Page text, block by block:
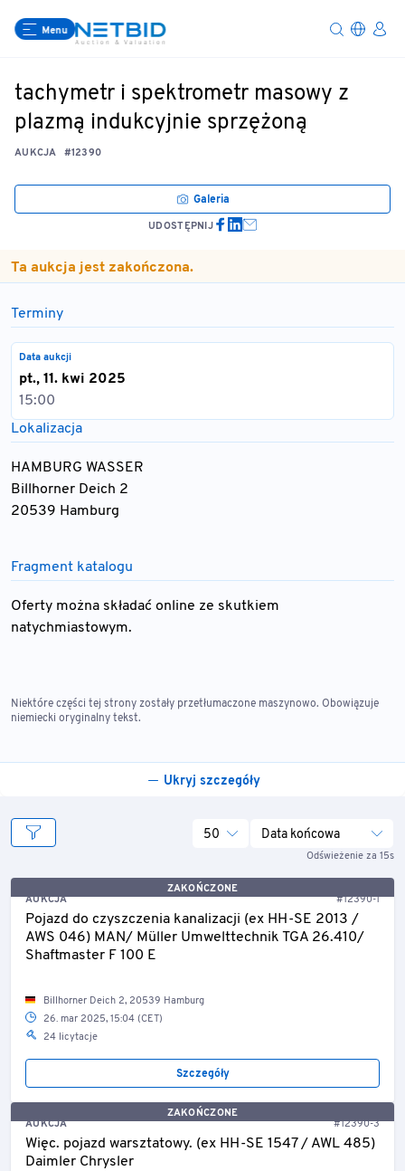
Menu
tachymetr i spektrometr masowy z
plazmą indukcyjnie sprzężoną
AUKCJA #12390
Galeria
UDOSTĘPNIJ
Ta aukcja jest zakończona.
Terminy
Data aukcji
pt., 11. kwi 2025
15:00
Lokalizacja
HAMBURG WASSER
Billhorner Deich 2
20539 Hamburg
Fragment katalogu
Oferty można składać online ze skutkiem
natychmiastowym.
Niektóre części tej strony zostały przetłumaczone maszynowo. Obowiązuje
niemiecki oryginalny tekst.
Ukryj szczegóły
Odświeżenie za 15s
50 Data końcowa
ZAKOŃCZONE
AUKCJA
#12390-1
Pojazd do czyszczenia kanalizacji (ex HH-SE 2013 /
AWS 046) MAN/ Müller Umwelttechnik TGA 26.410/
Shaftmaster F 100 E
Billhorner Deich 2, 20539 Hamburg
26. mar 2025, 15:04 (CET)
24 licytacje
Szczegóły
ZAKOŃCZONE
AUKCJA
#12390-3
Więc. pojazd warsztatowy. (ex HH-SE 1547 / AWL 485)
Daimler Chrysler